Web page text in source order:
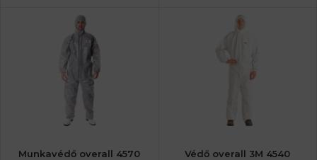
Munkavédő overall 4570 Védő overall 3M 4540